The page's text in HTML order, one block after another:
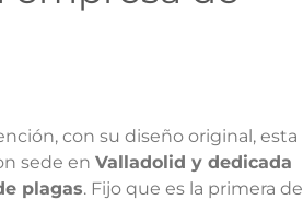
con su diseño original, esta
sede enValladolid y dedicada
plagas. Fijo que es la primera de